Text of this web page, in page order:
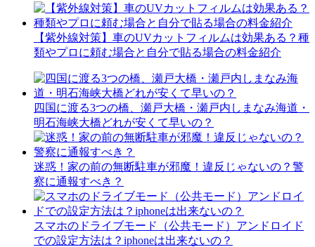
【紫外線対策】車のUVカットフィルムは効果ある？種
類やプロに頼む場合と自分で貼る場合の料金紹介
四国に渡る3つの橋、瀬戸大橋・瀬戸内しまなみ海道・
明石海峡大橋どれが安くて早いの？
迷惑！家の前の無断駐車が邪魔！違反じゃないの？警
察に通報すべき？
スマホのドライブモード（公共モード）アンドロイド
での設定方法は？iphoneは出来ないの？